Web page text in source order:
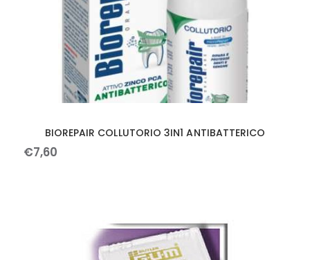
BIOREPAIR COLLUTORIO 3IN1 ANTIBATTERICO
€7,60